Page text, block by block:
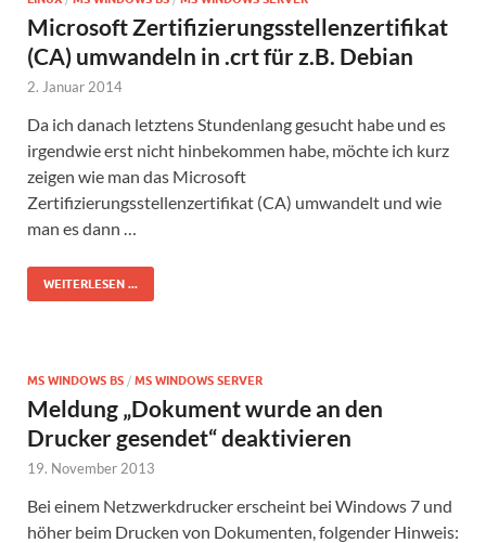
Microsoft Zertifizierungsstellenzertifikat
(CA) umwandeln in .crt für z.B. Debian
2. Januar 2014
Da ich danach letztens Stundenlang gesucht habe und es
irgendwie erst nicht hinbekommen habe, möchte ich kurz
zeigen wie man das Microsoft
Zertifizierungsstellenzertifikat (CA) umwandelt und wie
man es dann …
WEITERLESEN ...
MS WINDOWS BS / MS WINDOWS SERVER
Meldung „Dokument wurde an den
Drucker gesendet“ deaktivieren
19. November 2013
Bei einem Netzwerkdrucker erscheint bei Windows 7 und
höher beim Drucken von Dokumenten, folgender Hinweis: